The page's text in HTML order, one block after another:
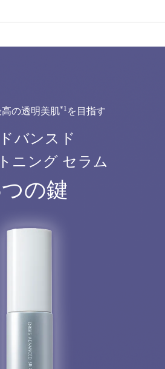
の透明美肌*1 を目指す
バンスド
ニング セラム
の鍵